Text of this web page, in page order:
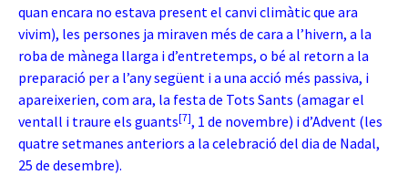
quan encara no estava present el canvi climàtic que ara
vivim), les persones ja miraven més de cara a l’hivern, a la
roba de mànega llarga i d’entretemps, o bé al retorn a la
preparació per a l’any següent i a una acció més passiva, i
apareixerien, com ara, la festa de Tots Sants (amagar el
ventall i traure els guants[7], 1 de novembre) i d’Advent (les
quatre setmanes anteriors a la celebració del dia de Nadal,
25 de desembre).